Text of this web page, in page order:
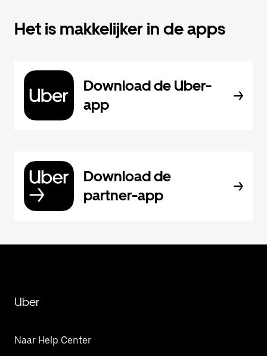
Het is makkelijker in de apps
Download de Uber-
app
Download de
partner-app
Uber
Naar Help Center